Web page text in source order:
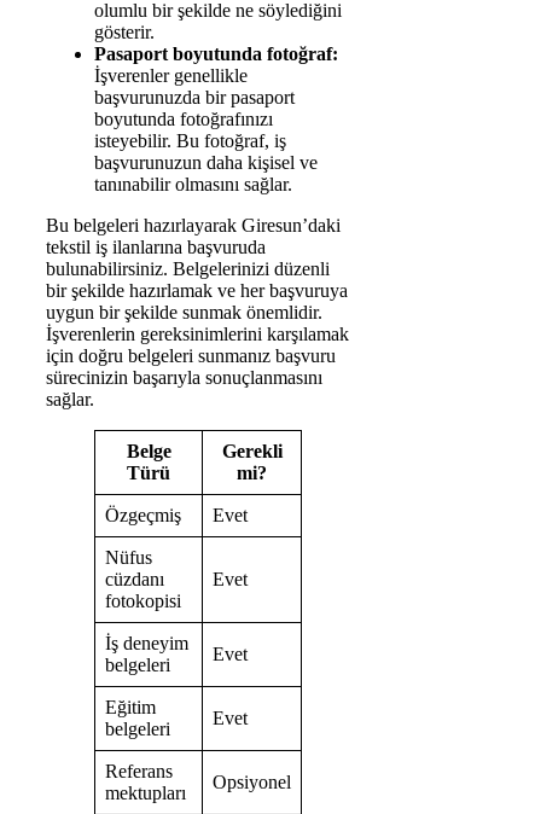
olumlu bir şekilde ne söylediğini
gösterir.
Pasaport boyutunda fotoğraf:
İşverenler genellikle
başvurunuzda bir pasaport
boyutunda fotoğrafınızı
isteyebilir. Bu fotoğraf, iş
başvurunuzun daha kişisel ve
tanınabilir olmasını sağlar.
Bu belgeleri hazırlayarak Giresun’daki
tekstil iş ilanlarına başvuruda
bulunabilirsiniz. Belgelerinizi düzenli
bir şekilde hazırlamak ve her başvuruya
uygun bir şekilde sunmak önemlidir.
İşverenlerin gereksinimlerini karşılamak
için doğru belgeleri sunmanız başvuru
sürecinizin başarıyla sonuçlanmasını
sağlar.
Belge
Türü
Gerekli
mi?
Özgeçmiş Evet
Nüfus
cüzdanı
fotokopisi
Evet
İş deneyim
belgeleri
Evet
Eğitim
belgeleri
Evet
Referans
mektupları
Opsiyonel